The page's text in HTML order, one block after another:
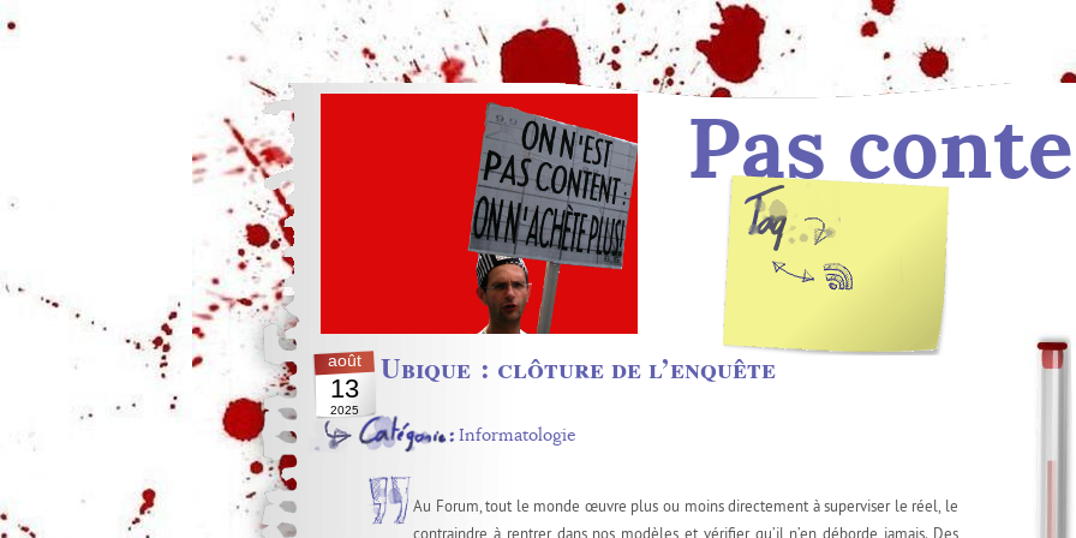
Pas
Tag :
août
13
2025
Ubique : clôture de l’enquête
Informatologie
Au Forum, tout le monde œuvre plus ou moins directement à superviser le réel, le
contraindre à rentrer dans nos modèles et vérifier qu’il n’en déborde jamais. Des